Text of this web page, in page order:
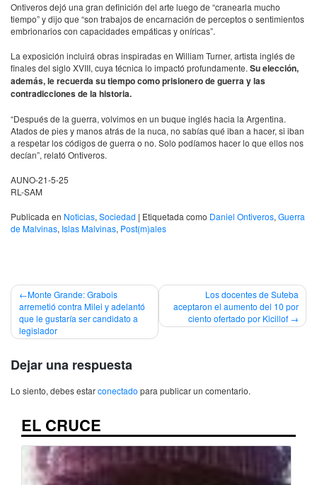
Ontiveros dejó una gran definición del arte luego de “cranearla mucho
tiempo” y dijo que “son trabajos de encarnación de perceptos o sentimientos
embrionarios con capacidades empáticas y oníricas”.
La exposición incluirá obras inspiradas en William Turner, artista inglés de
finales del siglo XVIII, cuya técnica lo impactó profundamente.Su elección,
además, le recuerda su tiempo como prisionero de guerra y las
contradicciones de la historia.
“Después de la guerra, volvimos en un buque inglés hacia la Argentina.
Atados de pies y manos atrás de la nuca, no sabías qué iban a hacer, si iban
a respetar los códigos de guerra o no. Solo podíamos hacer lo que ellos nos
decían”, relató Ontiveros.
AUNO-21-5-25
RL-SAM
Publicada en Noticias,Sociedad | Etiquetada como Daniel Ontiveros,Guerra
de Malvinas, Islas Malvinas, Post(m)ales
Navegación
de
entradas
Monte Grande: Grabois
arremetió contra Milei y adelantó
que le gustaría ser candidato a
legislador
Los docentes de Suteba
aceptaron el aumento del 10 por
ciento ofertado por Kicillof
Dejar una respuesta
Lo siento, debes estarconectado para publicar un comentario.
EL CRUCE